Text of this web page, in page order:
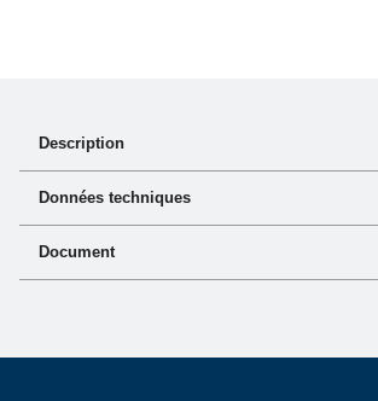
Description
lock och filterhus. Vid service eller filterbyte
systemets täthet och driftsäkerhet.
Données techniques
N° d'article
Document